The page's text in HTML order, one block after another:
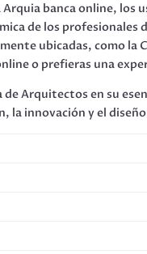
banca online, los
de los profesionales
ubicadas, como
o prefieras una
de Arquitectos en su
la innovación y el